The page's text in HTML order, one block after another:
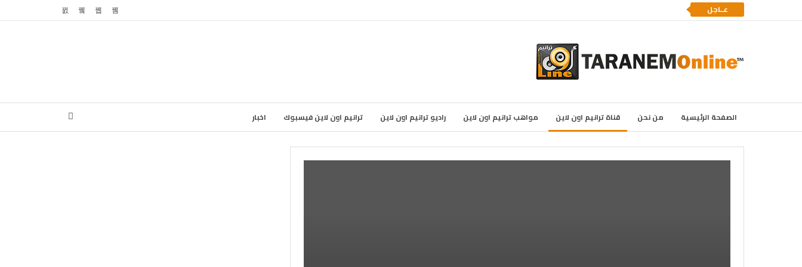
عــاجل
الصفحة الرئيسية من نحن قناة ترانيم اون لاين مواهب ترانيم اون لاين راديو ترانيم اون لاين ترانيم اون لاين فيسبوك اخبار